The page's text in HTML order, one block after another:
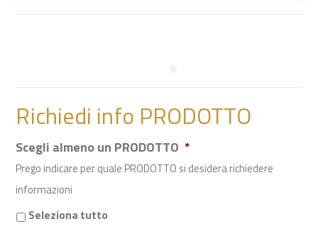
Richiedi info PRODOTTO
Scegli almeno un PRODOTTO *
Prego indicare per quale PRODOTTO si desidera richiedere
informazioni
Seleziona tutto